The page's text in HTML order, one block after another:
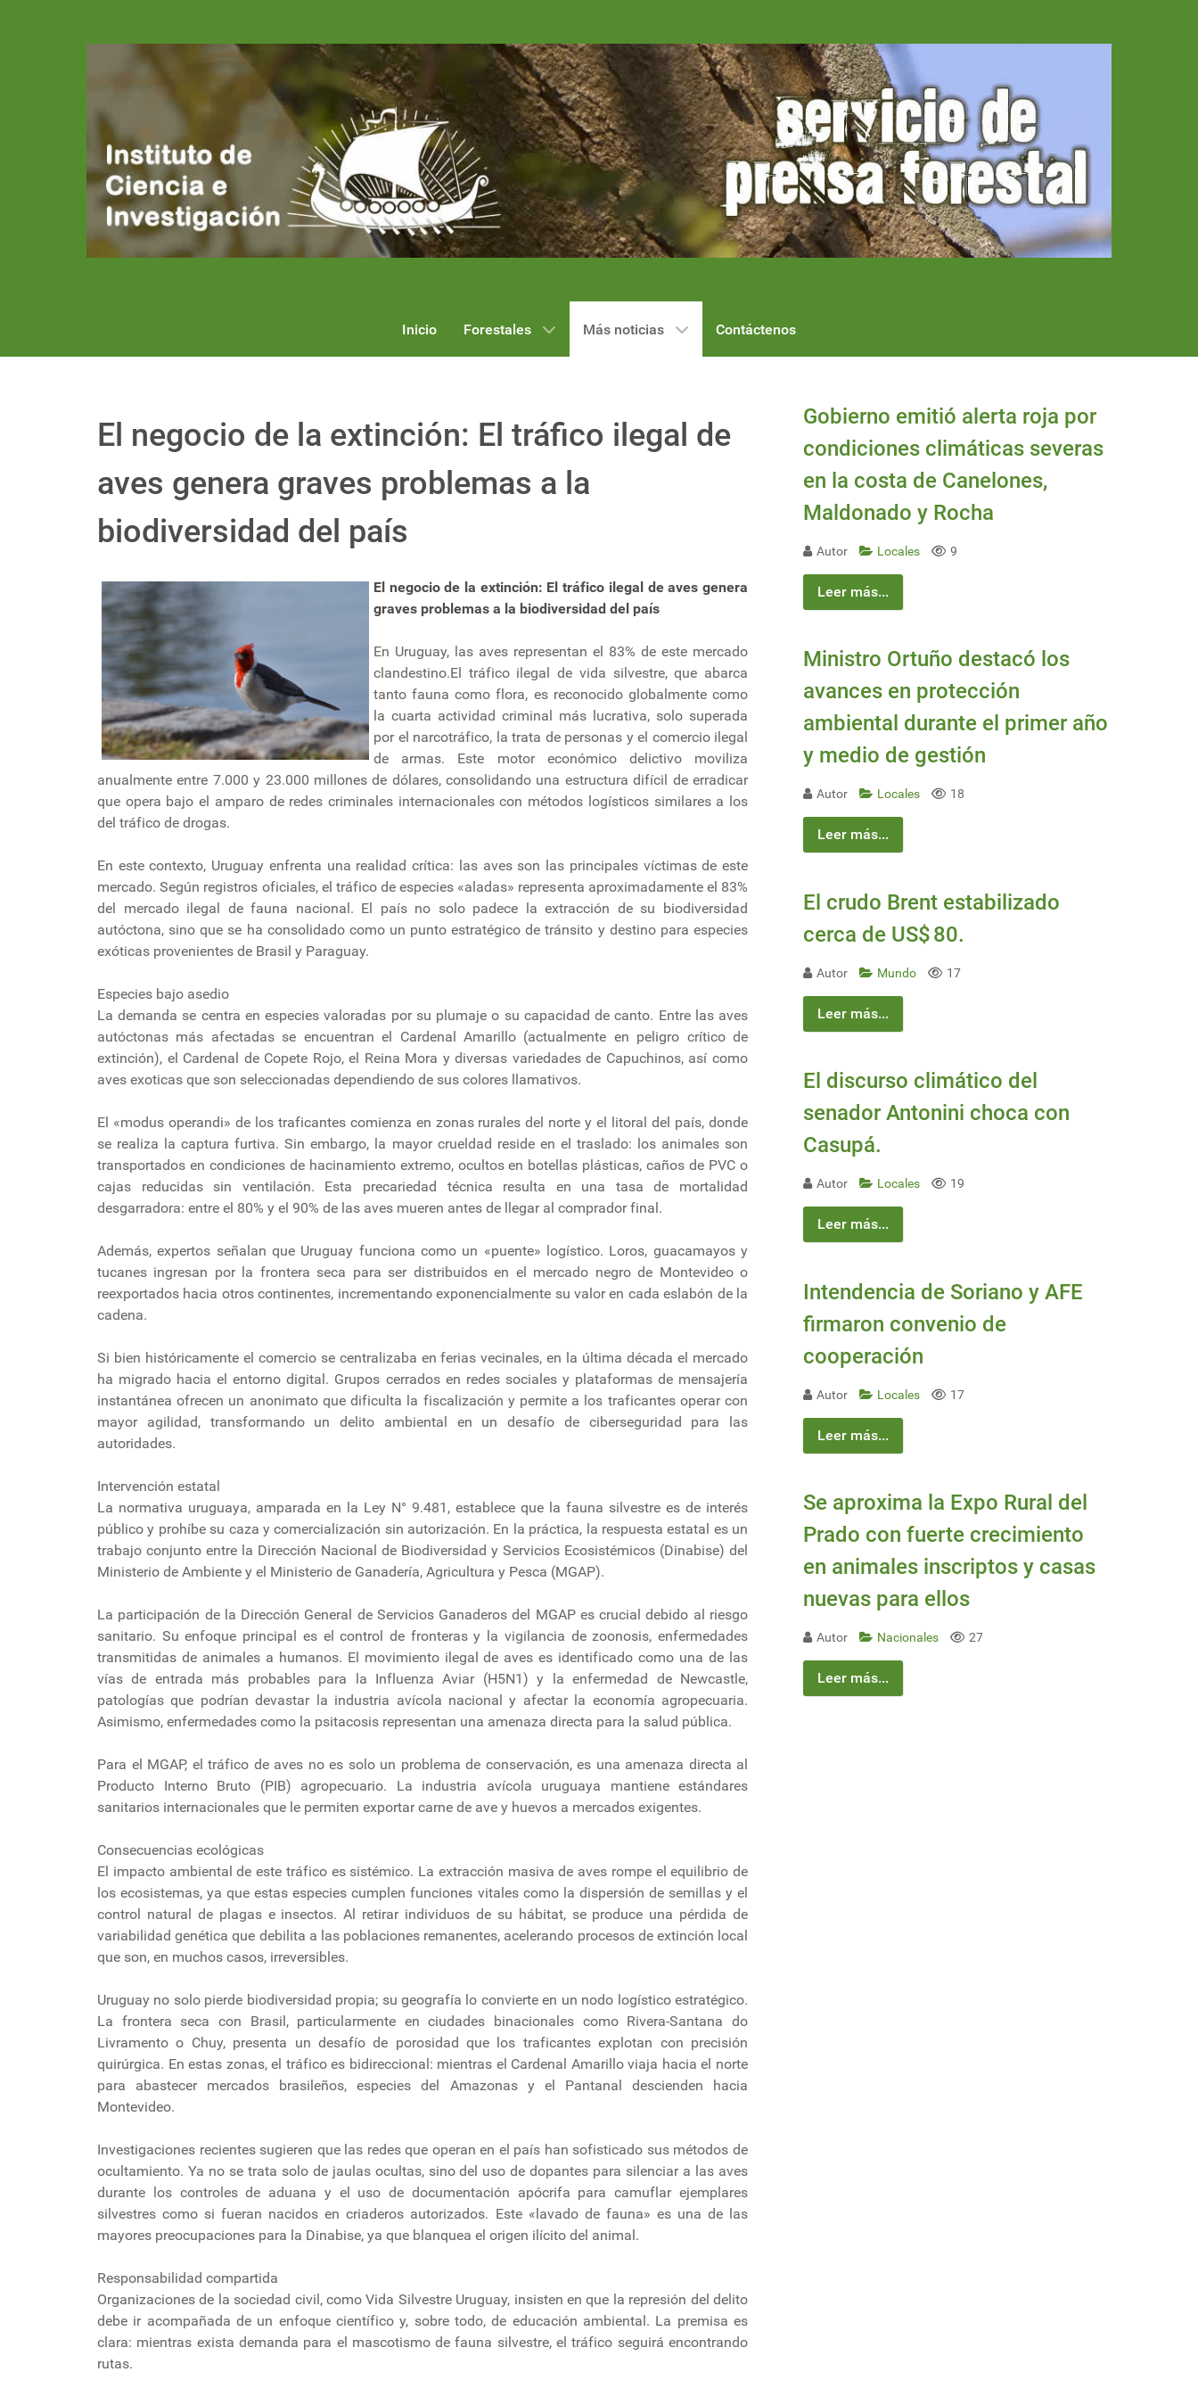
Inicio Forestales Más noticias Contáctenos
El negocio de la extinción: El tráfico ilegal de
aves genera graves problemas a la
biodiversidad del país
El negocio de la extinción: El tráfico ilegal de aves genera
graves problemas a la biodiversidad del país
En Uruguay, las aves representan el 83% de este mercado
clandestino.El tráfico ilegal de vida silvestre, que abarca
tanto fauna como flora, es reconocido globalmente como
la cuarta actividad criminal más lucrativa, solo superada
por el narcotráfico, la trata de personas y el comercio ilegal
de armas. Este motor económico delictivo moviliza
anualmente entre 7.000 y 23.000 millones de dólares, consolidando una estructura difícil de erradicar
que opera bajo el amparo de redes criminales internacionales con métodos logísticos similares a los
del tráfico de drogas.
En este contexto, Uruguay enfrenta una realidad crítica: las aves son las principales víctimas de este
mercado. Según registros oficiales, el tráfico de especies «aladas» representa aproximadamente el 83%
del mercado ilegal de fauna nacional. El país no solo padece la extracción de su biodiversidad
autóctona, sino que se ha consolidado como un punto estratégico de tránsito y destino para especies
exóticas provenientes de Brasil y Paraguay.
Especies bajo asedio
La demanda se centra en especies valoradas por su plumaje o su capacidad de canto. Entre las aves
autóctonas más afectadas se encuentran el Cardenal Amarillo (actualmente en peligro crítico de
extinción), el Cardenal de Copete Rojo, el Reina Mora y diversas variedades de Capuchinos, así como
aves exoticas que son seleccionadas dependiendo de sus colores llamativos.
El «modus operandi» de los traficantes comienza en zonas rurales del norte y el litoral del país, donde
se realiza la captura furtiva. Sin embargo, la mayor crueldad reside en el traslado: los animales son
transportados en condiciones de hacinamiento extremo, ocultos en botellas plásticas, caños de PVC o
cajas reducidas sin ventilación. Esta precariedad técnica resulta en una tasa de mortalidad
desgarradora: entre el 80% y el 90% de las aves mueren antes de llegar al comprador final.
Además, expertos señalan que Uruguay funciona como un «puente» logístico. Loros, guacamayos y
tucanes ingresan por la frontera seca para ser distribuidos en el mercado negro de Montevideo o
reexportados hacia otros continentes, incrementando exponencialmente su valor en cada eslabón de la
cadena.
Si bien históricamente el comercio se centralizaba en ferias vecinales, en la última década el mercado
ha migrado hacia el entorno digital. Grupos cerrados en redes sociales y plataformas de mensajería
instantánea ofrecen un anonimato que dificulta la fiscalización y permite a los traficantes operar con
mayor agilidad, transformando un delito ambiental en un desafío de ciberseguridad para las
autoridades.
Intervención estatal
La normativa uruguaya, amparada en la Ley N° 9.481, establece que la fauna silvestre es de interés
público y prohíbe su caza y comercialización sin autorización. En la práctica, la respuesta estatal es un
trabajo conjunto entre la Dirección Nacional de Biodiversidad y Servicios Ecosistémicos (Dinabise) del
Ministerio de Ambiente y el Ministerio de Ganadería, Agricultura y Pesca (MGAP).
La participación de la Dirección General de Servicios Ganaderos del MGAP es crucial debido al riesgo
sanitario. Su enfoque principal es el control de fronteras y la vigilancia de zoonosis, enfermedades
transmitidas de animales a humanos. El movimiento ilegal de aves es identificado como una de las
vías de entrada más probables para la Influenza Aviar (H5N1) y la enfermedad de Newcastle,
patologías que podrían devastar la industria avícola nacional y afectar la economía agropecuaria.
Asimismo, enfermedades como la psitacosis representan una amenaza directa para la salud pública.
Para el MGAP, el tráfico de aves no es solo un problema de conservación, es una amenaza directa al
Producto Interno Bruto (PIB) agropecuario. La industria avícola uruguaya mantiene estándares
sanitarios internacionales que le permiten exportar carne de ave y huevos a mercados exigentes.
Consecuencias ecológicas
El impacto ambiental de este tráfico es sistémico. La extracción masiva de aves rompe el equilibrio de
los ecosistemas, ya que estas especies cumplen funciones vitales como la dispersión de semillas y el
control natural de plagas e insectos. Al retirar individuos de su hábitat, se produce una pérdida de
variabilidad genética que debilita a las poblaciones remanentes, acelerando procesos de extinción local
que son, en muchos casos, irreversibles.
Uruguay no solo pierde biodiversidad propia; su geografía lo convierte en un nodo logístico estratégico.
La frontera seca con Brasil, particularmente en ciudades binacionales como Rivera-Santana do
Livramento o Chuy, presenta un desafío de porosidad que los traficantes explotan con precisión
quirúrgica. En estas zonas, el tráfico es bidireccional: mientras el Cardenal Amarillo viaja hacia el norte
para abastecer mercados brasileños, especies del Amazonas y el Pantanal descienden hacia
Montevideo.
Investigaciones recientes sugieren que las redes que operan en el país han sofisticado sus métodos de
ocultamiento. Ya no se trata solo de jaulas ocultas, sino del uso de dopantes para silenciar a las aves
durante los controles de aduana y el uso de documentación apócrifa para camuflar ejemplares
silvestres como si fueran nacidos en criaderos autorizados. Este «lavado de fauna» es una de las
mayores preocupaciones para la Dinabise, ya que blanquea el origen ilícito del animal.
Responsabilidad compartida
Organizaciones de la sociedad civil, como Vida Silvestre Uruguay, insisten en que la represión del delito
debe ir acompañada de un enfoque científico y, sobre todo, de educación ambiental. La premisa es
clara: mientras exista demanda para el mascotismo de fauna silvestre, el tráfico seguirá encontrando
rutas.
Gobierno emitió alerta roja por
condiciones climáticas severas
en la costa de Canelones,
Maldonado y Rocha
Autor Locales 9
Leer más...
Ministro Ortuño destacó los
avances en protección
ambiental durante el primer año
y medio de gestión
Autor Locales 18
Leer más...
El crudo Brent estabilizado
cerca de US$ 80.
Autor Mundo 17
Leer más...
El discurso climático del
senador Antonini choca con
Casupá.
Autor Locales 19
Leer más...
Intendencia de Soriano y AFE
firmaron convenio de
cooperación
Autor Locales 17
Leer más...
Se aproxima la Expo Rural del
Prado con fuerte crecimiento
en animales inscriptos y casas
nuevas para ellos
Autor Nacionales 27
Leer más...